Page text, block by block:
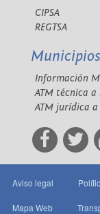
CIPSA
REGTSA
Municipios
Información
ATM técnica
ATM jurídica
Aviso legal
Mapa Web